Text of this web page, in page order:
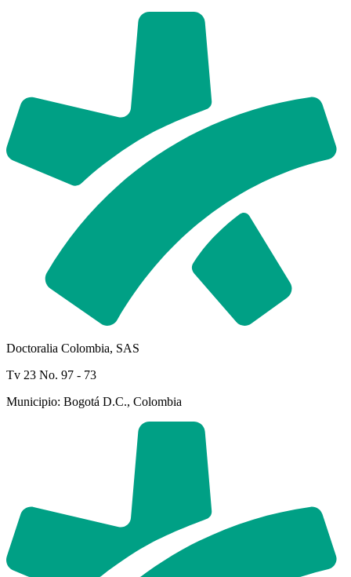
Doctoralia Colombia, SAS
Tv 23 No. 97 - 73
Municipio: Bogotá D.C., Colombia